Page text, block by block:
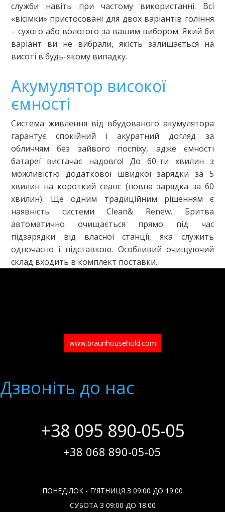
служби навіть при частому використанні. Всі
«вісімки» пристосовані для двох варіантів гоління
– сухого або вологого за вашим вибором. Який би
варіант ви не вибрали, якість залишається на
висоті в будь-якому випадку.
Акумулятор високої
ємності
Система живлення від вбудованого акумулятора
гарантує спокійний і акуратний догляд за
обличчям без зайвого поспіху, адже ємності
батареї вистачає надовго! До 60-ти хвилин з
можливістю додаткової швидкої зарядки за 5
хвилин на короткий сеанс (повна зарядка за 60
хвилин). Ще одним традиційним рішенням є
наявність системи Clean& Renew. Бритва
автоматично очищається прямо під час
підзарядки від власної станції, яка служить
одночасно і підставкою. Особливий очищуючий
склад входить в комплект поставки.
www.braunhousehold.com
Дзвонiть до нас
+38 095 890-05-05
+38 068 890-05-05
ПОНЕДІЛОК - П'ЯТНИЦЯ З 09:00 ДО 19:00
СУБОТА З 09:00 ДО 18:00